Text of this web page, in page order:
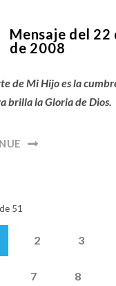
Mensaje del
de 2008
de Mi Hijo es la
brilla la Gloria de Dios.
51
2 3
7 8